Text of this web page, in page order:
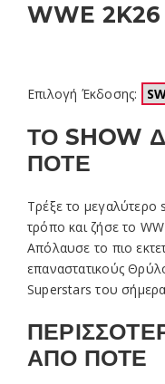
WWE 2K26
Επιλογή Έκδοσης:
ΤΟ SHOW
ΠΟΤΕ
Τρέξε το
τρόπο και ζήσε το
Απόλαυσε το πιο
επαναστατικούς
Superstars του
ΑΠΟ ΠΟΤΕ